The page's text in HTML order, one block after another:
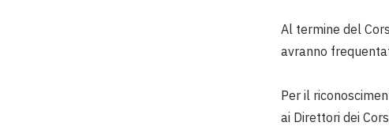
Al termine del
avranno
Per il
ai Direttori dei